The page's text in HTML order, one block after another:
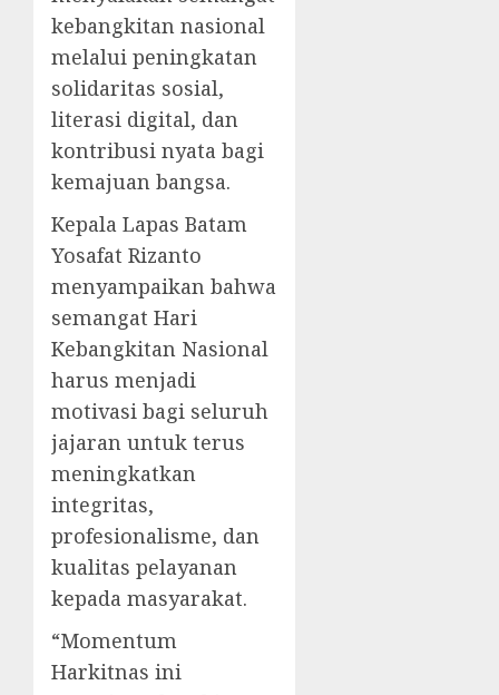
kebangkitan nasional
melalui peningkatan
solidaritas sosial,
literasi digital, dan
kontribusi nyata bagi
kemajuan bangsa.
Kepala Lapas Batam
Yosafat Rizanto
menyampaikan bahwa
semangat Hari
Kebangkitan Nasional
harus menjadi
motivasi bagi seluruh
jajaran untuk terus
meningkatkan
integritas,
profesionalisme, dan
kualitas pelayanan
kepada masyarakat.
“Momentum
Harkitnas ini